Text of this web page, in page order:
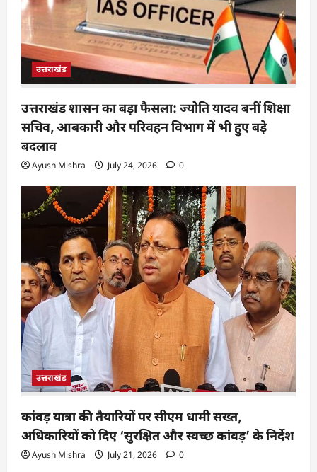
उत्तराखंड
उत्तराखंड शासन का बड़ा फैसला: ज्योति यादव बनीं शिक्षा
सचिव, आबकारी और परिवहन विभाग में भी हुए बड़े
बदलाव
Ayush Mishra July 24, 2026 0
उत्तराखंड
कांवड़ यात्रा की तैयारियों पर सीएम धामी सख्त,
अधिकारियों को दिए ‘सुरक्षित और स्वच्छ कांवड़’ के निर्देश
Ayush Mishra July 21, 2026 0